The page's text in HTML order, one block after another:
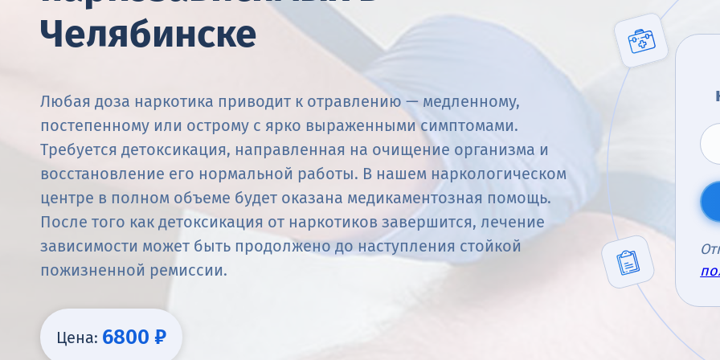
Челябинске
Любая доза наркотика приводит к отравлению — медленному,
постепенному или острому с ярко выраженными симптомами.
Требуется детоксикация, направленная на очищение организма и
восстановление его нормальной работы. В нашем наркологическом
центре в полном объеме будет оказана медикаментозная помощь.
После того как детоксикация от наркотиков завершится, лечение
зависимости может быть продолжено до наступления стойкой
пожизненной ремиссии.
Цена: 6800 ₽